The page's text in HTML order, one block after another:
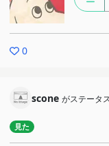
0
scone がステータ
見た